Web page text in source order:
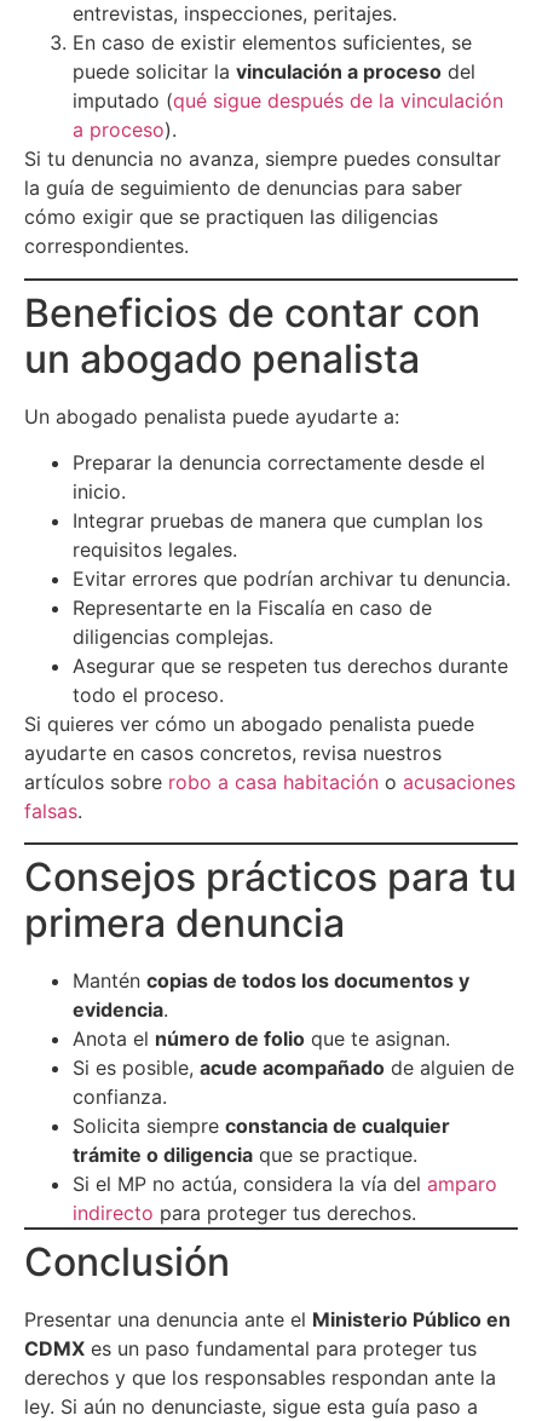
entrevistas, inspecciones, peritajes.
En caso de existir elementos suficientes, se
puede solicitar la vinculación a proceso del
imputado (qué sigue después de la vinculación
a proceso).
Si tu denuncia no avanza, siempre puedes consultar
la guía de seguimiento de denuncias para saber
cómo exigir que se practiquen las diligencias
correspondientes.
Beneficios de contar con
un abogado penalista
Un abogado penalista puede ayudarte a:
Preparar la denuncia correctamente desde el
inicio.
Integrar pruebas de manera que cumplan los
requisitos legales.
Evitar errores que podrían archivar tu denuncia.
Representarte en la Fiscalía en caso de
diligencias complejas.
Asegurar que se respeten tus derechos durante
todo el proceso.
Si quieres ver cómo un abogado penalista puede
ayudarte en casos concretos, revisa nuestros
artículos sobre robo a casa habitación o acusaciones
falsas.
Consejos prácticos para tu
primera denuncia
Mantén copias de todos los documentos y
evidencia.
Anota el número de folio que te asignan.
Si es posible, acude acompañado de alguien de
confianza.
Solicita siempre constancia de cualquier
trámite o diligencia que se practique.
Si el MP no actúa, considera la vía del amparo
indirecto para proteger tus derechos.
Conclusión
Presentar una denuncia ante el Ministerio Público en
CDMX es un paso fundamental para proteger tus
derechos y que los responsables respondan ante la
ley. Si aún no denunciaste, sigue esta guía paso a